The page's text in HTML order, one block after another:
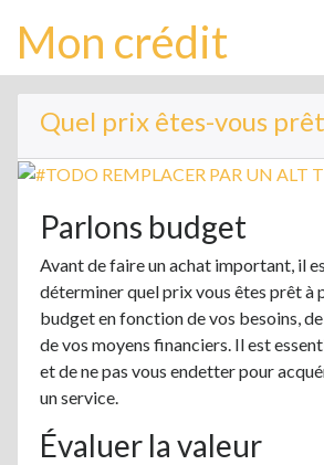
Mon crédit
Quel prix êtes-vous
Parlons budget
Avant de faire un achat important, il
déterminer quel prix vous êtes prêt à
budget en fonction de vos besoins,
de vos moyens financiers. Il est
et de ne pas vous endetter pour
un service.
Évaluer la valeur